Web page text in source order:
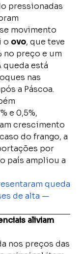
pressionadas
movimento
o ovo, que teve
no preço e um
queda está
nas
a Páscoa.
e 0,5%,
crescimento
do frango, a
por
país ampliou a
queda
de alta —
aliviam
nos preços das